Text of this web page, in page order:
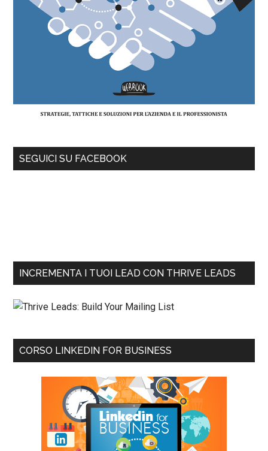
SEGUICI SU FACEBOOK
INCREMENTA I TUOI LEAD CON THRIVE LEADS
CORSO LINKEDIN FOR BUSINESS